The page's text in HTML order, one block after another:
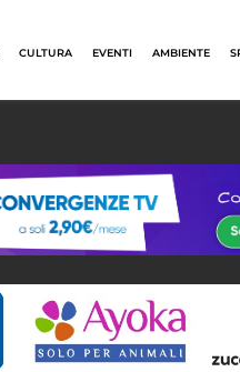
CULTURA EVENTI AMBIENTE